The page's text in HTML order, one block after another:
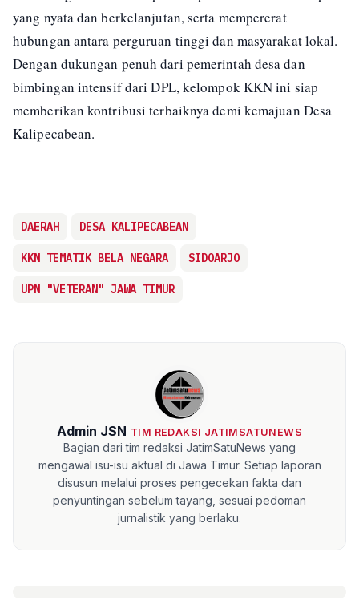
yang nyata dan berkelanjutan, serta mempererat
hubungan antara perguruan tinggi dan masyarakat lokal.
Dengan dukungan penuh dari pemerintah desa dan
bimbingan intensif dari DPL, kelompok KKN ini siap
memberikan kontribusi terbaiknya demi kemajuan Desa
Kalipecabean.
DAERAH DESA KALIPECABEAN
KKN TEMATIK BELA NEGARA SIDOARJO
UPN "VETERAN" JAWA TIMUR
Admin JSN TIM REDAKSI JATIMSATUNEWS
Bagian dari tim redaksi JatimSatuNews yang
mengawal isu-isu aktual di Jawa Timur. Setiap laporan
disusun melalui proses pengecekan fakta dan
penyuntingan sebelum tayang, sesuai pedoman
jurnalistik yang berlaku.